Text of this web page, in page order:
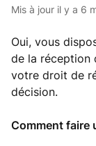
Mis à jour il y a 6
Oui, vous
de la réception
votre droit de
décision.
Comment faire